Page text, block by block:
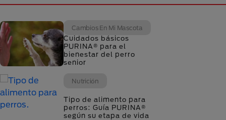
Cambios En Mi Mascota
Cuidados básicos
PURINA® para el
bienestar del perro
senior
Nutrición
Tipo de alimento para
perros: Guía PURINA®
según su etapa de vida